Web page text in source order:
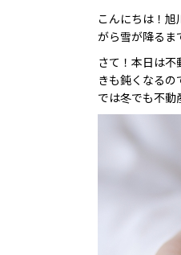
こんにちは！
がら雪が降るま
さて！本日は
きも鈍くなる
では冬でも不動